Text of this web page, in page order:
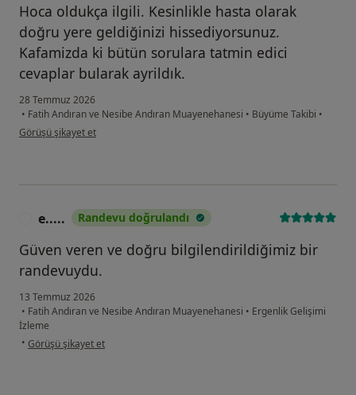
Hoca oldukça ilgili. Kesinlikle hasta olarak
doğru yere geldiğinizi hissediyorsunuz.
Kafamizda ki bütün sorulara tatmin edici
cevaplar bularak ayrildık.
28 Temmuz 2026
• Fatih Andıran ve Nesibe Andıran Muayenehanesi • Büyüme Takibi •
kullanıcının görüşüne göre ba...ş
Görüşü şikayet et
e..... Randevu doğrulandı
Güven veren ve doğru bilgilendirildiğimiz bir
randevuydu.
13 Temmuz 2026
• Fatih Andıran ve Nesibe Andıran Muayenehanesi • Ergenlik Gelişimi
İzleme
• kullanıcının görüşüne göre e.....
Görüşü şikayet et